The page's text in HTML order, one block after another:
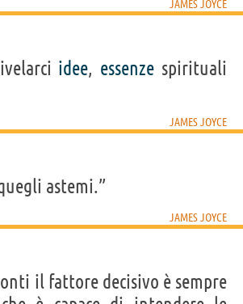
JAMES JOYCE
idee, essenze spirituali
JAMES JOYCE
astemi.”
JAMES JOYCE
il fattore decisivo è sempre